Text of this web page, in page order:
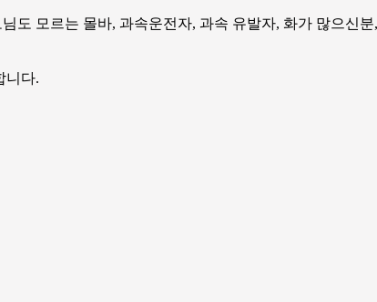
도 모르는 몰바, 과속운전자, 과속 유발자, 화가 많으신
니다.